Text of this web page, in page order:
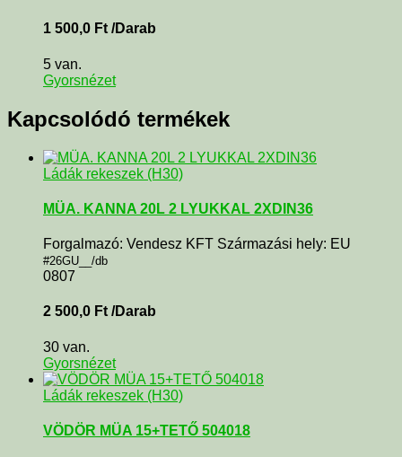
1 500,0 Ft /Darab
5 van.
Gyorsnézet
Kapcsolódó termékek
Ládák rekeszek (H30)
MÜA. KANNA 20L 2 LYUKKAL 2XDIN36
Forgalmazó: Vendesz KFT Származási hely: EU
#26GU__/db
0807
2 500,0 Ft /Darab
30 van.
Gyorsnézet
Ládák rekeszek (H30)
VÖDÖR MÜA 15+TETŐ 504018